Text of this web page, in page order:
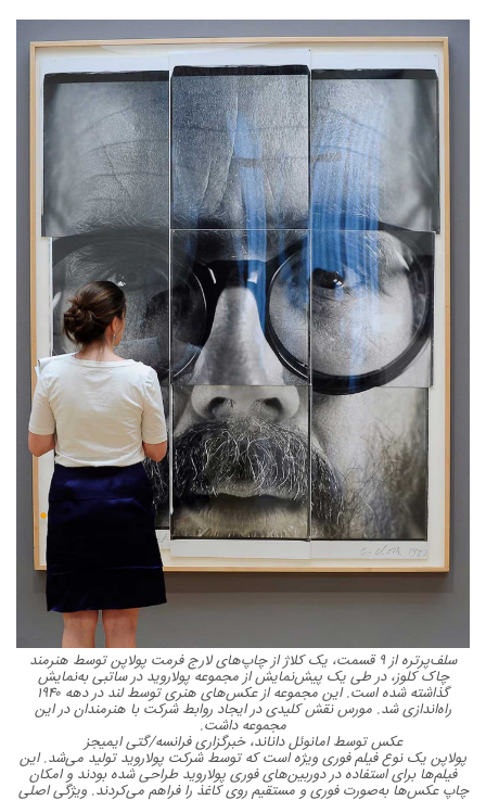
سلف‌پرتره از ۹ قسمت، یک کلاژ از چاپ‌های لارج ‌فرمت پولاپن توسط هنرمند
چاک کلوز، در طی یک پیش‌نمایش از مجموعه پولاروید در ساتبی به‌نمایش
گذاشته شده است. این مجموعه از عکس‌های هنری توسط لند در دهه ۱۹۴۰
راه‌اندازی شد. مورس نقش کلیدی در ایجاد روابط شرکت با هنرمندان در این
مجموعه داشت.
عکس توسط امانوئل داناند، خبرگزاری فرانسه/گتی ایمیجز
پولاپن یک نوع فیلم فوری ویژه است که توسط شرکت پولاروید تولید می‌شد. این
فیلم‌ها برای استفاده در دوربین‌های فوری پولاروید طراحی شده بودند و امکان
چاپ عکس‌ها به‌صورت فوری و مستقیم روی کاغذ را فراهم می‌کردند. ویژگی اصلی